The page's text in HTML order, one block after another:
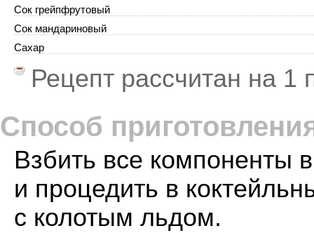
Сок грейпфрутовый
Сок мандариновый
Сахар
Рецепт рассчитан на 1
Способ
Взбить все компоненты
и процедить в
с колотым льдом.